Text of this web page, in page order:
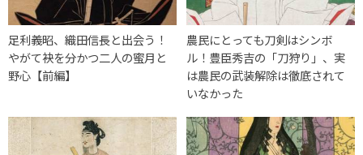
足利義昭、織田信長と出会う！
やがて袂を分かつ二人の蜜月と
野心【前編】
農民にとっても刀剣はシンボ
ル！豊臣秀吉の「刀狩り」、実
は農民の武装解除は徹底されて
いなかった